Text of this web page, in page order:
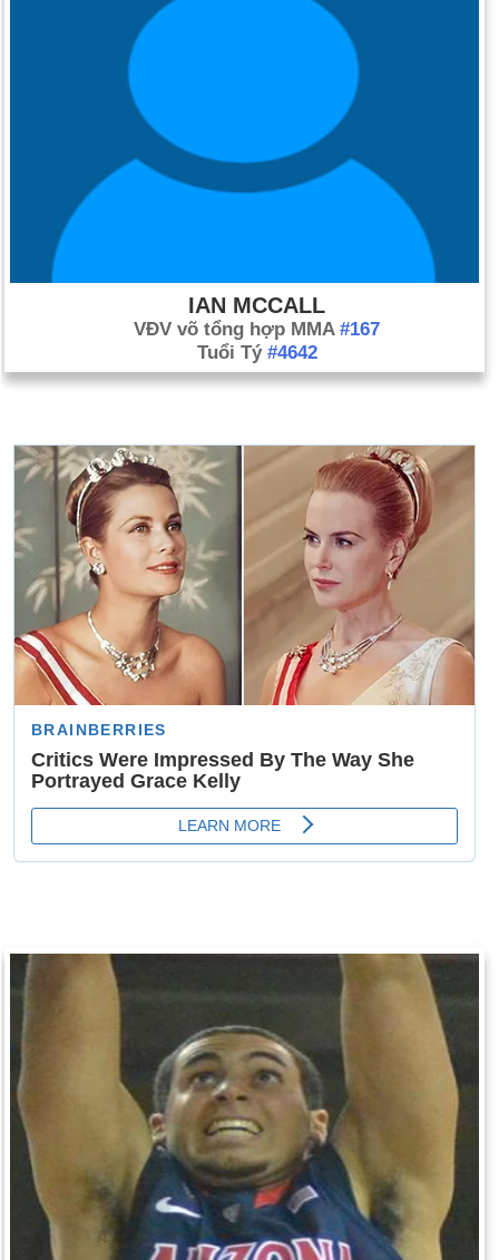
IAN MCCALL
VĐV võ tổng hợp MMA #167
Tuổi Tý #4642